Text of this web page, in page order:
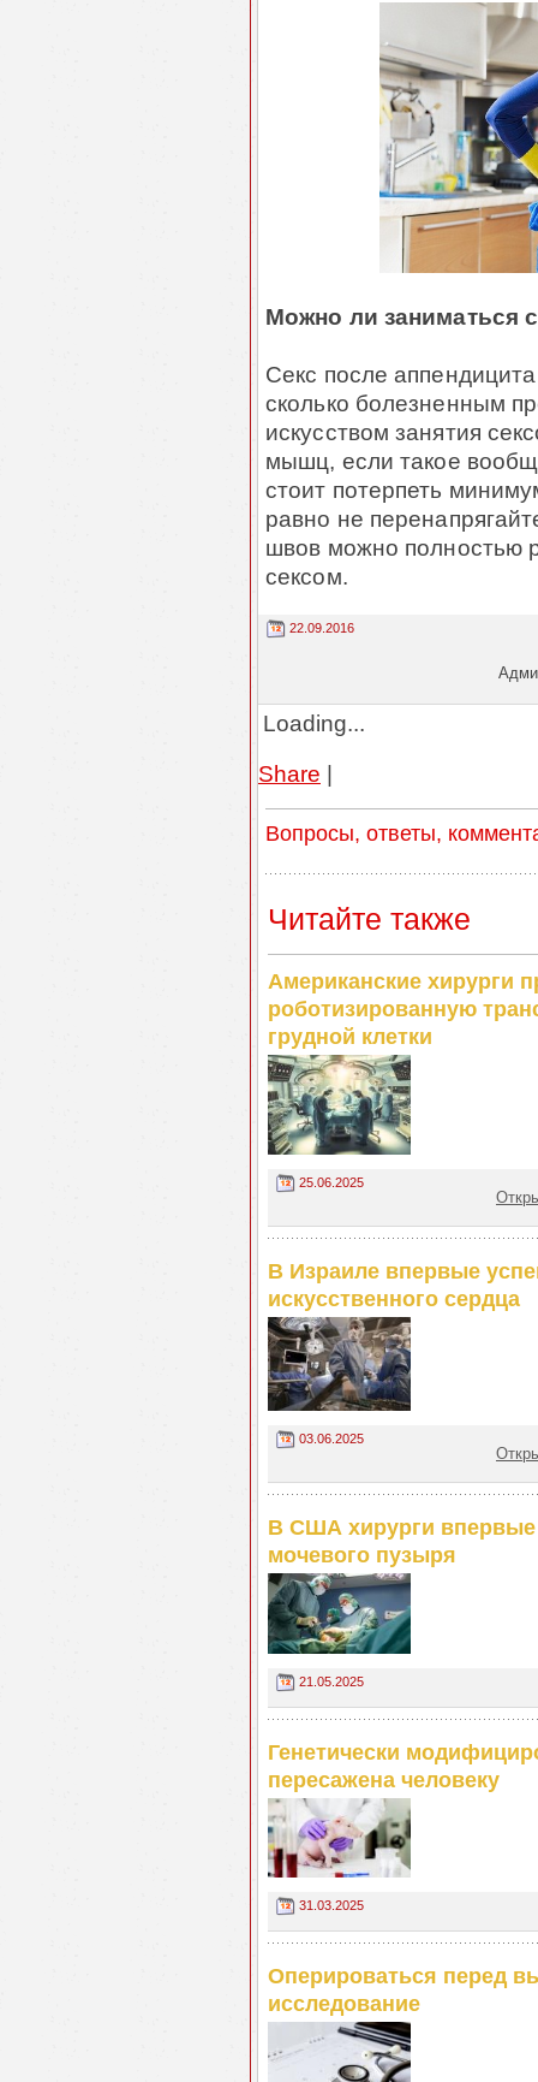
Можно ли заниматься
Секс после
сколько болезненным
искусством занятия
мышц, если такое
стоит потерпеть
равно не
швов можно полностью
сексом.
22.09.2016
Loading...
Share |
Вопросы, ответы,
Читайте также
Американские хирурги
роботизированную
грудной клетки
25.06.2025
В Израиле впервые
искусственного сердца
03.06.2025
В США хирурги впервые
мочевого пузыря
21.05.2025
Генетически
пересажена человеку
31.03.2025
Оперироваться перед
исследование